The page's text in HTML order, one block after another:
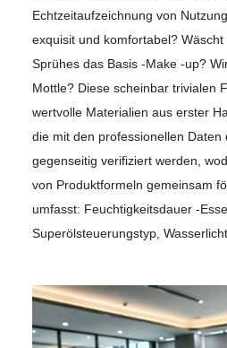
Echtzeitaufzeichnung von
exquisit und komfortabel?
Sprühes das Basis -Make -up?
Mottle? Diese scheinbar trivialen
wertvolle Materialien aus erster
die mit den professionellen Daten
gegenseitig verifiziert werden,
von Produktformeln gemeinsam
umfasst: Feuchtigkeitsdauer -
Superölsteuerungstyp,